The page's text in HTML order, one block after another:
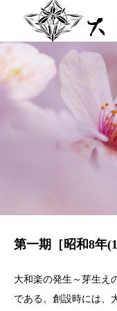
第一期［昭和8年
大和楽の発生～芽生え
である。創設時には、